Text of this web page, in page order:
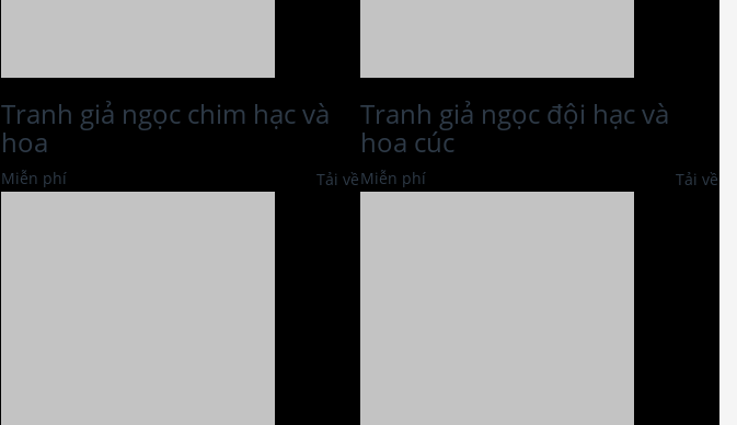
Tranh giả ngọc chim hạc và
hoa
Miễn phí Tải về
Tranh giả ngọc đội hạc và
hoa cúc
Miễn phí Tải về